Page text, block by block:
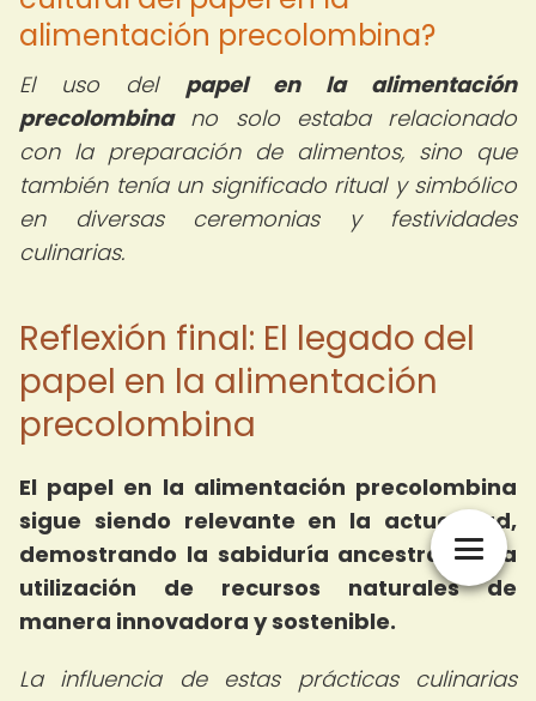
alimentación precolombina?
El uso del papel en la alimentación
precolombinano solo estaba relacionado
con la preparación de alimentos, sino que
también tenía un significado ritual y simbólico
en diversas ceremonias y festividades
culinarias.
Reflexión final: El legado del
papel en la alimentación
precolombina
El papel en la alimentación precolombina
sigue siendo relevante en la actualidad,
demostrando la sabiduría ancestral en la
utilización de recursos naturales de
manera innovadora y sostenible.
La influencia de estas prácticas culinarias